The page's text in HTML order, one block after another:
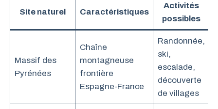
Site naturel Caractéristiques
Activités
possibles
Massif des
Pyrénées
Chaîne
montagneuse
frontière
Espagne-France
Randonnée,
ski,
escalade,
découverte
de villages